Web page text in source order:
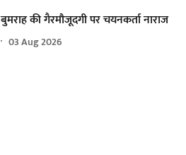
बुमराह की गैरमौजूदगी पर चयनकर्ता नाराज
03 Aug 2026